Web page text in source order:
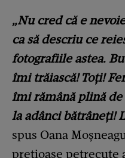
„Nu cred că e
ca să descriu ce
fotografiile astea.
îmi trăiască! Toți!
îmi rămână plină de
la adânci bătrâneți!
spus Oana
prețioase petrecute